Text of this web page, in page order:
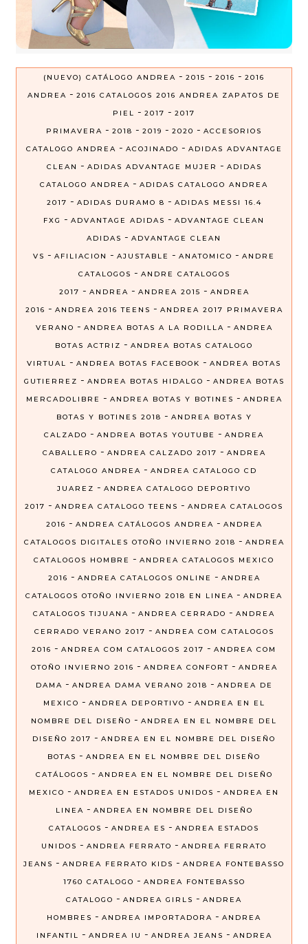
(NUEVO) CATÁLOGO ANDREA - 2015 - 2016 - 2016
ANDREA - 2016 CATALOGOS 2016 ANDREA ZAPATOS DE
PIEL
- 2017 - 2017
PRIMAVERA - 2018 - 2019 - 2020 - ACCESORIOS
CATALOGO ANDREA - ACOJINADO - ADIDAS ADVANTAGE
CLEAN
- ADIDAS ADVANTAGE MUJER - ADIDAS
CATALOGO ANDREA - ADIDAS CATALOGO ANDREA
2017 - ADIDAS DURAMO 8 - ADIDAS MESSI 16.4
FXG
- ADVANTAGE ADIDAS - ADVANTAGE CLEAN
ADIDAS - ADVANTAGE CLEAN
VS - AFILIACION - AJUSTABLE - ANATOMICO - ANDRE
CATALOGOS - ANDRE CATALOGOS
2017 - ANDREA - ANDREA 2015 - ANDREA
2016 - ANDREA 2016 TEENS - ANDREA 2017 PRIMAVERA
VERANO - ANDREA BOTAS A LA RODILLA - ANDREA
BOTAS ACTRIZ - ANDREA BOTAS CATALOGO
VIRTUAL
- ANDREA BOTAS FACEBOOK - ANDREA BOTAS
GUTIERREZ - ANDREA BOTAS HIDALGO - ANDREA BOTAS
MERCADOLIBRE
- ANDREA BOTAS Y BOTINES - ANDREA
BOTAS Y BOTINES 2018 - ANDREA BOTAS Y
CALZADO - ANDREA BOTAS YOUTUBE - ANDREA
CABALLERO - ANDREA CALZADO 2017 - ANDREA
CATALOGO ANDREA - ANDREA CATALOGO CD
JUAREZ - ANDREA CATALOGO DEPORTIVO
2017 - ANDREA CATALOGO TEENS - ANDREA CATALOGOS
2016 - ANDREA CATÁLOGOS ANDREA - ANDREA
CATALOGOS DIGITALES OTOÑO INVIERNO 2018 - ANDREA
CATALOGOS HOMBRE
- ANDREA CATALOGOS MEXICO
2016 - ANDREA CATALOGOS ONLINE - ANDREA
CATALOGOS OTOÑO INVIERNO 2018 EN LINEA - ANDREA
CATALOGOS TIJUANA - ANDREA CERRADO - ANDREA
CERRADO VERANO 2017 - ANDREA COM CATALOGOS
2016 - ANDREA COM CATALOGOS 2017 - ANDREA COM
OTOÑO INVIERNO 2016 - ANDREA CONFORT - ANDREA
DAMA - ANDREA DAMA VERANO 2018 - ANDREA DE
MEXICO - ANDREA DEPORTIVO - ANDREA EN EL
NOMBRE DEL DISEÑO - ANDREA EN EL NOMBRE DEL
DISEÑO 2017 - ANDREA EN EL NOMBRE DEL DISEÑO
BOTAS - ANDREA EN EL NOMBRE DEL DISEÑO
CATÁLOGOS - ANDREA EN EL NOMBRE DEL DISEÑO
MEXICO - ANDREA EN ESTADOS UNIDOS - ANDREA EN
LINEA - ANDREA EN NOMBRE DEL DISEÑO
CATALOGOS - ANDREA ES - ANDREA ESTADOS
UNIDOS - ANDREA FERRATO - ANDREA FERRATO
JEANS - ANDREA FERRATO KIDS - ANDREA FONTEBASSO
1760 CATALOGO - ANDREA FONTEBASSO
CATALOGO - ANDREA GIRLS - ANDREA
HOMBRES - ANDREA IMPORTADORA - ANDREA
INFANTIL
- ANDREA IU - ANDREA JEANS - ANDREA